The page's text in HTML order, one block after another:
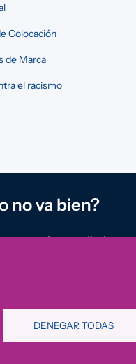
Colocación
de Marca
el racismo
no va bien?
reportar
de denuncias
DENEGAR TODAS